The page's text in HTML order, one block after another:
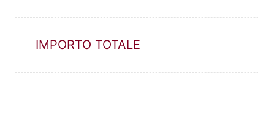
IMPORTO TOTALE